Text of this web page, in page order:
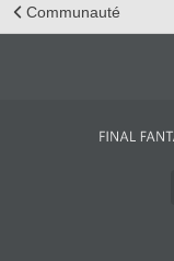
Communauté